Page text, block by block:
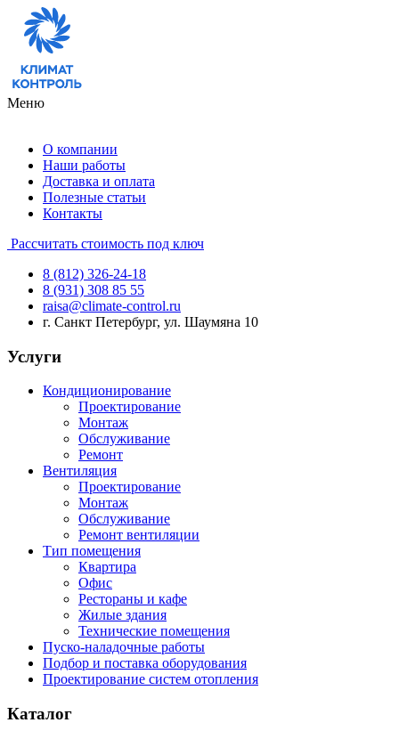
Меню
О компании
Наши работы
Доставка и оплата
Полезные статьи
Контакты
Рассчитать стоимость под ключ
8 (812) 326-24-18
8 (931) 308 85 55
raisa@climate-control.ru
г. Санкт Петербург, ул. Шаумяна 10
Услуги
Кондиционирование
Проектирование
Монтаж
Обслуживание
Ремонт
Вентиляция
Проектирование
Монтаж
Обслуживание
Ремонт вентиляции
Тип помещения
Квартира
Офис
Рестораны и кафе
Жилые здания
Технические помещения
Пуско-наладочные работы
Подбор и поставка оборудования
Проектирование систем отопления
Каталог